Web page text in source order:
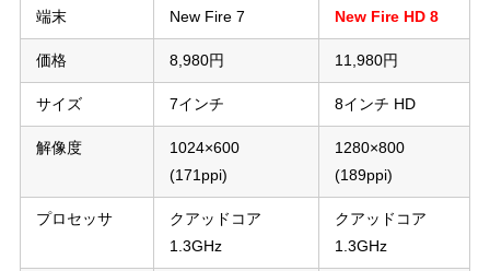
端末 New Fire 7 New Fire HD 8
価格 8,980円 11,980円
サイズ 7インチ 8インチ HD
解像度
1024×600
(171ppi)
1280×800
(189ppi)
プロセッサ
クアッドコア
1.3GHz
クアッドコア
1.3GHz